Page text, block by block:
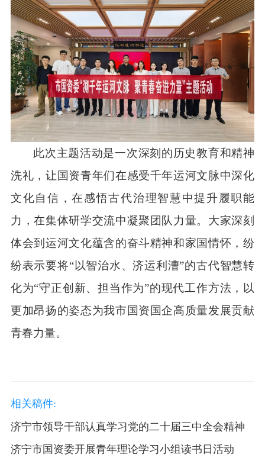
此次主题活动是一次深刻的历史教育和精神
洗礼，让国资青年们在感受千年运河文脉中深化
文化自信，在感悟古代治理智慧中提升履职能
力，在集体研学交流中凝聚团队力量。大家深刻
体会到运河文化蕴含的奋斗精神和家国情怀，纷
纷表示要将“以智治水、济运利漕”的古代智慧转
化为“守正创新、担当作为”的现代工作方法，以
更加昂扬的姿态为我市国资国企高质量发展贡献
青春力量。
相关稿件:
济宁市领导干部认真学习党的二十届三中全会精神
济宁市国资委开展青年理论学习小组读书日活动